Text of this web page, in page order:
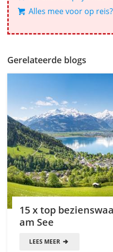
Alles mee voor op
Gerelateerde blogs
15 x top
am See
LEES MEER